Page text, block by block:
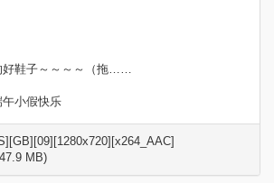
好鞋子～～～～（拖……
小假快乐
MB)